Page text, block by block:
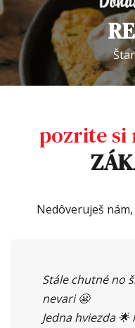
pozrite si
Nedôveruješ
Stále chutné no
nevari 😬
Jedna hviezda